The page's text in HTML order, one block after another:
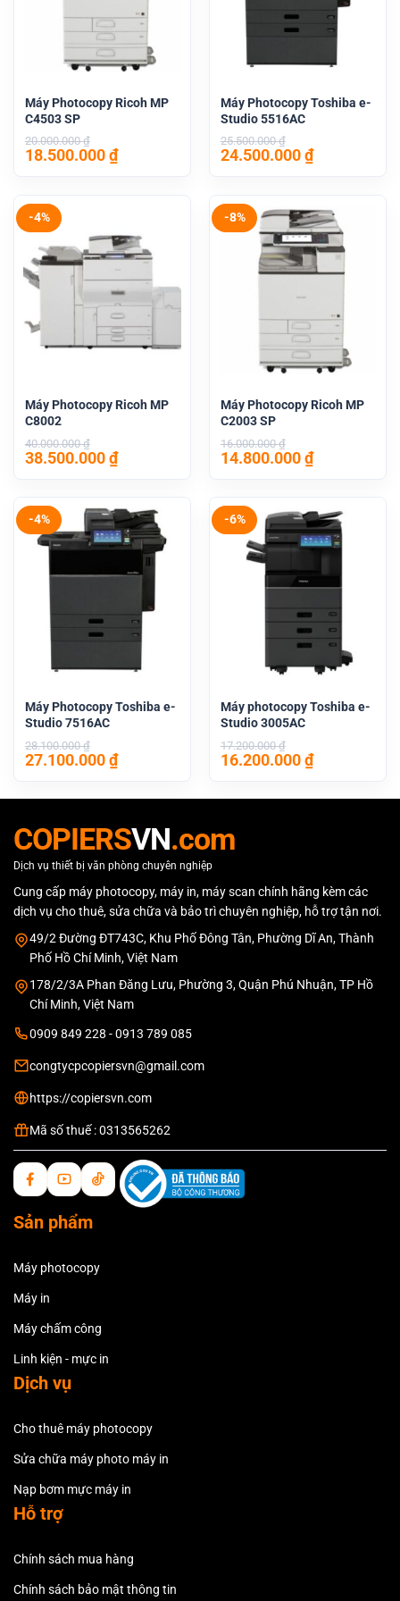
Máy Photocopy Ricoh MP
C4503 SP
20.000.000₫
Giá
20.000.000 ₫.
18.500.000₫Giá
hiện
18.500.000 ₫.
Máy Photocopy Toshiba e-
Studio 5516AC
25.500.000₫
Giá
25.500.000 ₫.
24.500.000₫Giá
hiện
24.500.000
-4%
Máy Photocopy Ricoh MP
C8002
40.000.000₫
Giá
40.000.000 ₫.
38.500.000₫Giá
hiện
là:
38.500.000 ₫.
-8%
Máy Photocopy Ricoh MP
C2003 SP
16.000.000₫
Giá
16.000.000 ₫.
14.800.000₫Giá
hiện
14.800.000
-4%
Máy Photocopy Toshiba e-
Studio 7516AC
28.100.000₫
Giá
27.100.000₫Giá
hiện
-6%
Máy photocopy Toshiba e-
Studio 3005AC
17.200.000₫
Giá
16.200.000₫Giá
hiện
COPIERSVN.com
Dịch vụ thiết bị văn phòng chuyên nghiệp
Cung cấp máy photocopy, máy in, máy scan chính hãng kèm các
dịch vụ cho thuê, sửa chữa và bảo trì chuyên nghiệp, hỗ trợ tận nơi.
49/2 Đường ĐT743C, Khu Phố Đông Tân, Phường Dĩ An, Thành
Phố Hồ Chí Minh, Việt Nam
178/2/3A Phan Đăng Lưu, Phường 3, Quận Phú Nhuận, TP Hồ
Chí Minh, Việt Nam
0909 849 228 - 0913 789 085
congtycpcopiersvn@gmail.com
https://copiersvn.com
Mã số thuế : 0313565262
Sản phẩm
Máy photocopy
Máy in
Máy chấm công
Linh kiện - mực in
Dịch vụ
Cho thuê máy photocopy
Sửa chữa máy photo máy in
Nạp bơm mực máy in
Hỗ trợ
Chính sách mua hàng
Chính sách bảo mật thông tin